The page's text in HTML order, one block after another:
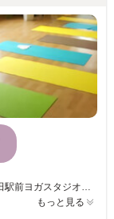
もっと見る